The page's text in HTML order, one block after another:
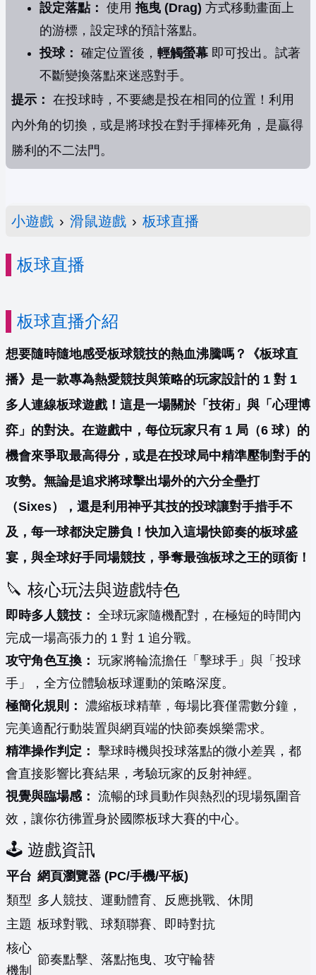
設定落點： 使用 拖曳 (Drag) 方式移動畫面上
的游標，設定球的預計落點。
投球： 確定位置後， 輕觸螢幕 即可投出。試著
不斷變換落點來迷惑對手。
提示： 在投球時，不要總是投在相同的位置！利用
內外角的切換，或是將球投在對手揮棒死角，是贏得
勝利的不二法門。
小遊戲 › 滑鼠遊戲 › 板球直播
板球直播
板球直播介紹
想要隨時隨地感受板球競技的熱血沸騰嗎？《板球直
播》是一款專為熱愛競技與策略的玩家設計的 1 對 1
多人連線板球遊戲！這是一場關於「技術」與「心理博
弈」的對決。在遊戲中，每位玩家只有 1 局（6 球）的
機會來爭取最高得分，或是在投球局中精準壓制對手的
攻勢。無論是追求將球擊出場外的六分全壘打
（Sixes），還是利用神乎其技的投球讓對手措手不
及，每一球都決定勝負！快加入這場快節奏的板球盛
宴，與全球好手同場競技，爭奪最強板球之王的頭銜！
🔪 核心玩法與遊戲特色
即時多人競技： 全球玩家隨機配對，在極短的時間內
完成一場高張力的 1 對 1 追分戰。
攻守角色互換： 玩家將輪流擔任「擊球手」與「投球
手」，全方位體驗板球運動的策略深度。
極簡化規則： 濃縮板球精華，每場比賽僅需數分鐘，
完美適配行動裝置與網頁端的快節奏娛樂需求。
精準操作判定：
擊球時機與投球落點的微小差異，都
會直接影響比賽結果，考驗玩家的反射神經。
視覺與臨場感： 流暢的球員動作與熱烈的現場氛圍音
效，讓你彷彿置身於國際板球大賽的中心。
🕹️ 遊戲資訊
平台 網頁瀏覽器 (PC/手機/平板)
類型 多人競技、運動體育、反應挑戰、休閒
主題 板球對戰、球類聯賽、即時對抗
核心
機制
節奏點擊、落點拖曳、攻守輪替